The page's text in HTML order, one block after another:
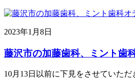
2023年1月8日
藤沢市の加藤歯科、ミント歯
10月13日以前に下見をさせていた